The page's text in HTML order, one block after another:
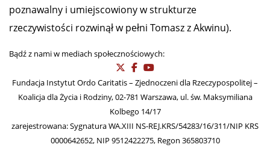
poznawalny i umiejscowiony w strukturze
rzeczywistości rozwinął w pełni Tomasz z Akwinu).
Bądź z nami w mediach społecznościowych:
Fundacja Instytut Ordo Caritatis – Zjednoczeni dla Rzeczypospolitej –
Koalicja dla Życia i Rodziny, 02-781 Warszawa, ul. św. Maksymiliana
Kolbego 14/17
zarejestrowana: Sygnatura WA.XIII NS-REJ.KRS/54283/16/311/NIP KRS
0000642652, NIP 9512422275, Regon 365803710